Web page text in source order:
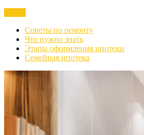
Советы по ремонту
Что нужно знать
Этапы оформления ипотеки
Семейная ипотека